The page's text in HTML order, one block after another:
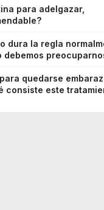
para adelgazar,
dura la regla
debemos
quedarse
consiste este